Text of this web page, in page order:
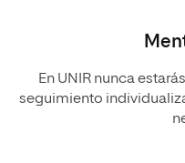
En UNIR nunca
seguimiento